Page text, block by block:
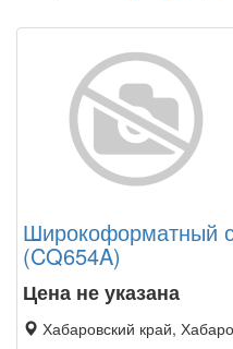
Широкоформатный
(CQ654A)
Цена не указана
Хабаровский край,